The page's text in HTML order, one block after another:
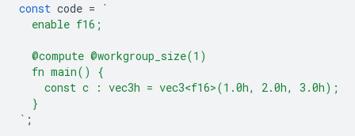
const code =
`
  enable f16;
  @compute @workgroup_size(1)
  fn main() {
    const c : vec3h = vec3<f16>(1.0h, 2.0h, 3.0h);
  }
` ;